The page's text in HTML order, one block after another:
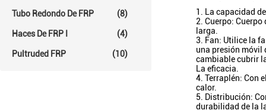
Tubo Redondo De FRP (8)
Haces De FRP I (4)
Pultruded FRP (10)
1. La capacidad
2. Cuerpo:
larga.
3. Fan: Utilice la
una presión móvil
cambiable cubrir
La eficacia.
4. Terraplén: Con
calor.
5. Distribución:
durabilidad de la